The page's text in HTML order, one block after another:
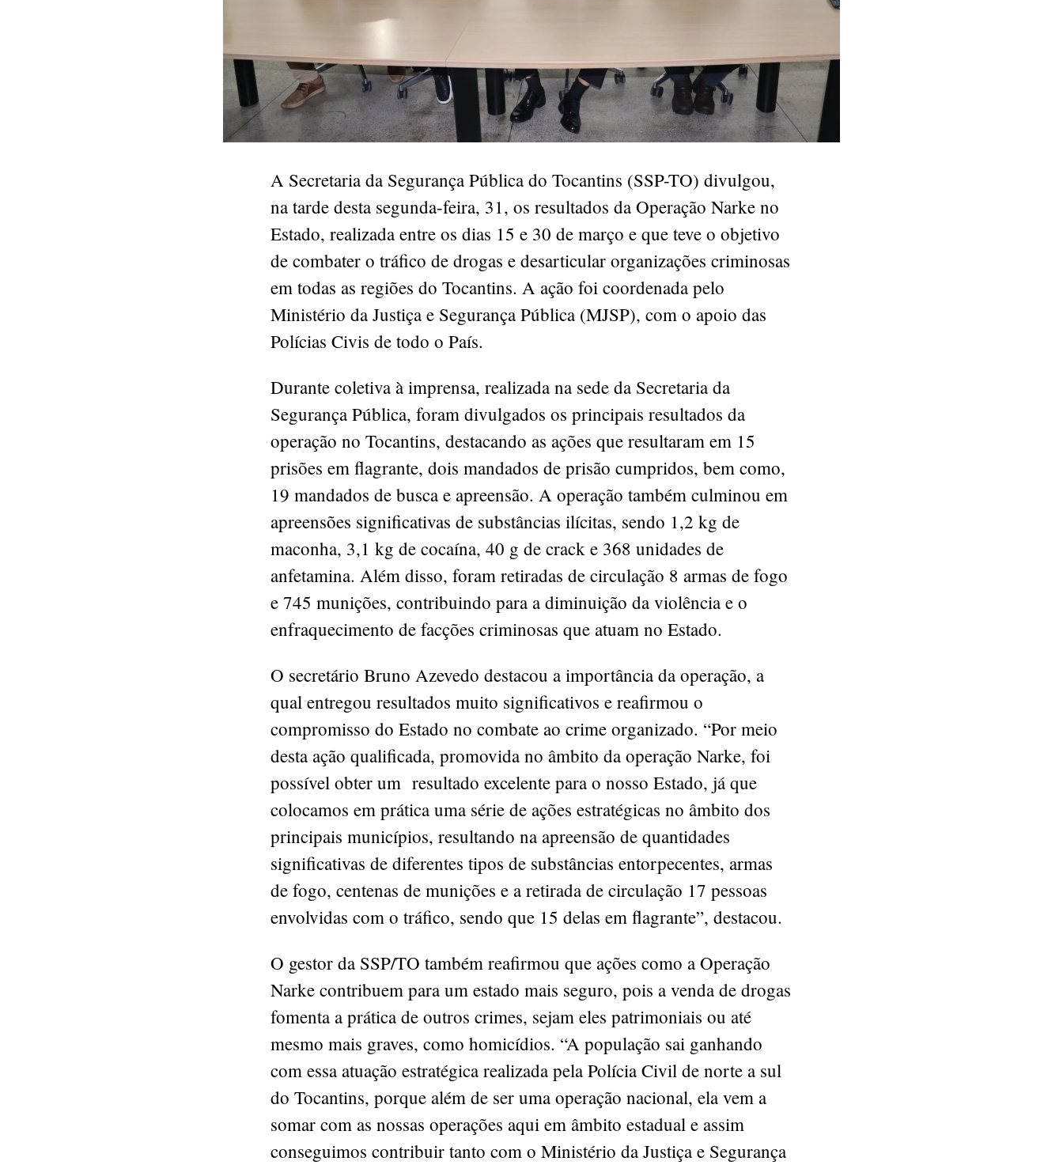
A Secretaria da Segurança Pública do Tocantins (SSP-TO) divulgou,
na tarde desta segunda-feira, 31, os resultados da Operação Narke no
Estado, realizada entre os dias 15 e 30 de março e que teve o objetivo
de combater o tráfico de drogas e desarticular organizações criminosas
em todas as regiões do Tocantins. A ação foi coordenada pelo
Ministério da Justiça e Segurança Pública (MJSP), com o apoio das
Polícias Civis de todo o País.
Durante coletiva à imprensa, realizada na sede da Secretaria da
Segurança Pública, foram divulgados os principais resultados da
operação no Tocantins, destacando as ações que resultaram em 15
prisões em flagrante, dois mandados de prisão cumpridos, bem como,
19 mandados de busca e apreensão. A operação também culminou em
apreensões significativas de substâncias ilícitas, sendo 1,2 kg de
maconha, 3,1 kg de cocaína, 40 g de crack e 368 unidades de
anfetamina. Além disso, foram retiradas de circulação 8 armas de fogo
e 745 munições, contribuindo para a diminuição da violência e o
enfraquecimento de facções criminosas que atuam no Estado.
O secretário Bruno Azevedo destacou a importância da operação, a
qual entregou resultados muito significativos e reafirmou o
compromisso do Estado no combate ao crime organizado. “Por meio
desta ação qualificada, promovida no âmbito da operação Narke, foi
possível obter um resultado excelente para o nosso Estado, já que
colocamos em prática uma série de ações estratégicas no âmbito dos
principais municípios, resultando na apreensão de quantidades
significativas de diferentes tipos de substâncias entorpecentes, armas
de fogo, centenas de munições e a retirada de circulação 17 pessoas
envolvidas com o tráfico, sendo que 15 delas em flagrante”, destacou.
O gestor da SSP/TO também reafirmou que ações como a Operação
Narke contribuem para um estado mais seguro, pois a venda de drogas
fomenta a prática de outros crimes, sejam eles patrimoniais ou até
mesmo mais graves, como homicídios. “A população sai ganhando
com essa atuação estratégica realizada pela Polícia Civil de norte a sul
do Tocantins, porque além de ser uma operação nacional, ela vem a
somar com as nossas operações aqui em âmbito estadual e assim
conseguimos contribuir tanto com o Ministério da Justiça e Segurança